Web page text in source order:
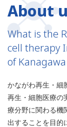
About
What is the
cell therapy
of Kanagawa
かながわ再生・細
再生・細胞医療の
療分野に関わる機
出することを目的